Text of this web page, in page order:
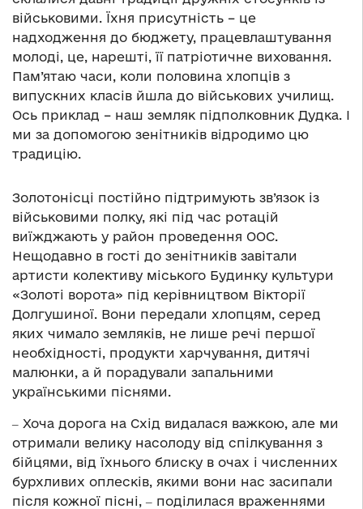
військовими. Їхня присутність – це
надходження до бюджету, працевлаштування
молоді, це, нарешті, її патріотичне виховання.
Пам’ятаю часи, коли половина хлопців з
випускних класів йшла до військових училищ.
Ось приклад – наш земляк підполковник Дудка. І
ми за допомогою зенітників відродимо цю
традицію.
Золотонісці постійно підтримують зв’язок із
військовими полку, які під час ротацій
виїжджають у район проведення ООС.
Нещодавно в гості до зенітників завітали
артисти колективу міського Будинку культури
«Золоті ворота» під керівництвом Вікторії
Долгушиної. Вони передали хлопцям, серед
яких чимало земляків, не лише речі першої
необхідності, продукти харчування, дитячі
малюнки, а й порадували запальними
українськими піснями.
‒ Хоча дорога на Схід видалася важкою, але ми
отримали велику насолоду від спілкування з
бійцями, від їхнього блиску в очах і численних
бурхливих оплесків, якими вони нас засипали
після кожної пісні, ‒ поділилася враженнями